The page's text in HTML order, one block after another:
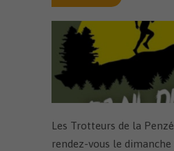
Les Trotteurs de la
rendez-vous le